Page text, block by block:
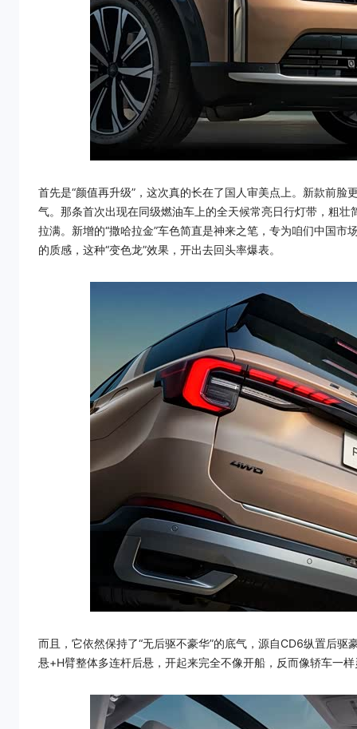
首先是“颜值再升级”，这次真的长在了国人审美点上。新款前
气。那条首次出现在同级燃油车上的全天候常亮日行灯带，粗
拉满。新增的“撒哈拉金”车色简直是神来之笔，专为咱们中国
的质感，这种“变色龙”效果，开出去回头率爆表。
而且，它依然保持了“无后驱不豪华”的底气，源自CD6纵置后
悬+H臂整体多连杆后悬，开起来完全不像开船，反而像轿车一